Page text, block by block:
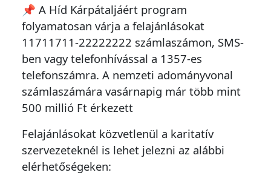
📌 A Híd Kárpátaljáért program
folyamatosan várja a felajánlásokat
11711711-22222222 számlaszámon, SMS-
ben vagy telefonhívással a 1357-es
telefonszámra. A nemzeti adományvonal
számlaszámára vasárnapig már több mint
500 millió Ft érkezett
Felajánlásokat közvetlenül a karitatív
szervezeteknél is lehet jelezni az alábbi
elérhetőségeken: